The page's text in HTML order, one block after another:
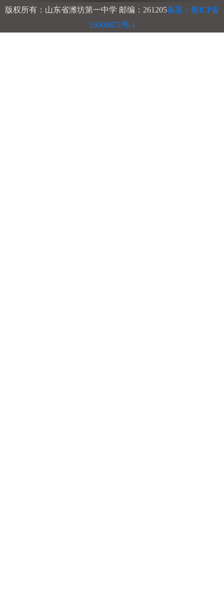
版权所有：山东省潍坊第一中学 邮编：261205备案：鲁ICP备
16000872号-1